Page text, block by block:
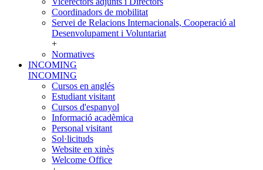
Coordinadors de mobilitat
Servei de Relacions Internacionals, Cooperació al
Desenvolupament i Voluntariat
+
Normatives
INCOMING
INCOMING
Cursos en anglés
Estudiant visitant
Cursos d'espanyol
Informació acadèmica
Personal visitant
Sol·licituds
Website en xinès
Welcome Office